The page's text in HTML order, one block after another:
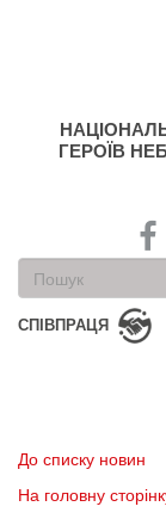
ГЕРОЇВ
Пошукова
форма
Пошук
СПІВПРАЦЯ
До списку новин
На головну